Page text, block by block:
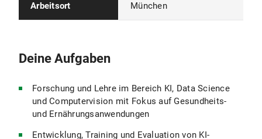
Arbeitsort München
Deine Aufgaben
Forschung und Lehre im Bereich KI, Data Science
und Computervision mit Fokus auf Gesundheits-
und Ernährungsanwendungen
Entwicklung, Training und Evaluation von KI-